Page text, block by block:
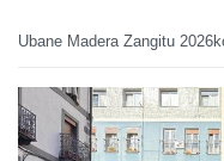
Ubane Madera Zangitu